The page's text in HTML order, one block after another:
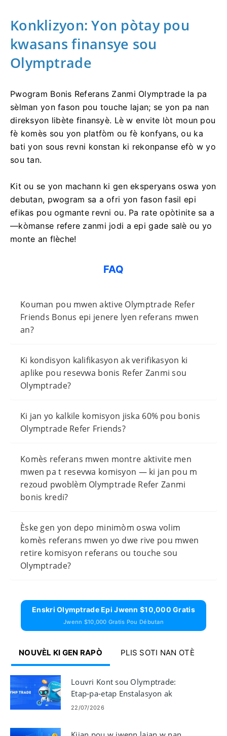
Konklizyon: Yon pòtay pou
kwasans finansye sou
Olymptrade
Pwogram Bonis Referans Zanmi Olymptrade la pa
sèlman yon fason pou touche lajan; se yon pa nan
direksyon libète finansyè. Lè w envite lòt moun pou
fè komès sou yon platfòm ou fè konfyans, ou ka
bati yon sous revni konstan ki rekonpanse efò w yo
sou tan.
Kit ou se yon machann ki gen eksperyans oswa yon
debutan, pwogram sa a ofri yon fason fasil epi
efikas pou ogmante revni ou. Pa rate opòtinite sa a
—kòmanse refere zanmi jodi a epi gade salè ou yo
monte an flèche!
FAQ
Kouman pou mwen aktive Olymptrade Refer
Friends Bonus epi jenere lyen referans mwen
an?
Ki kondisyon kalifikasyon ak verifikasyon ki
aplike pou resevwa bonis Refer Zanmi sou
Olymptrade?
Ki jan yo kalkile komisyon jiska 60% pou bonis
Olymptrade Refer Friends?
Komès referans mwen montre aktivite men
mwen pa t resevwa komisyon — ki jan pou m
rezoud pwoblèm Olymptrade Refer Zanmi
bonis kredi?
Èske gen yon depo minimòm oswa volim
komès referans mwen yo dwe rive pou mwen
retire komisyon referans ou touche sou
Olymptrade?
Enskri Olymptrade Epi Jwenn $10,000 Gratis
Jwenn $10,000 Gratis Pou Débutan
NOUVÈL KI GEN RAPÒ PLIS SOTI NAN OTÈ
Louvri Kont sou Olymptrade:
Etap-pa-etap Enstalasyon ak
Kondisyon
22/07/2026